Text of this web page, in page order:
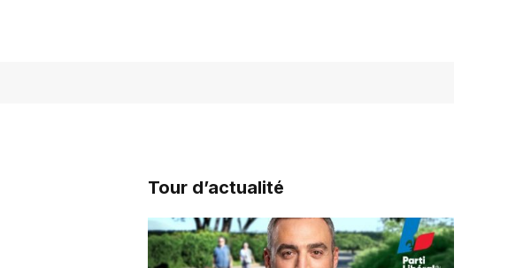
Tour d’actualité